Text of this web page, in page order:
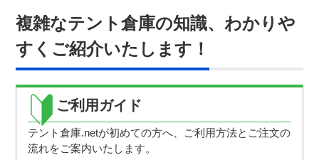
複雑なテント倉庫の知識、わかりや
すくご紹介いたします！
ご利用ガイド
テント倉庫.netが初めての方へ、ご利用方法と ご注文の
流れをご案内いたします。